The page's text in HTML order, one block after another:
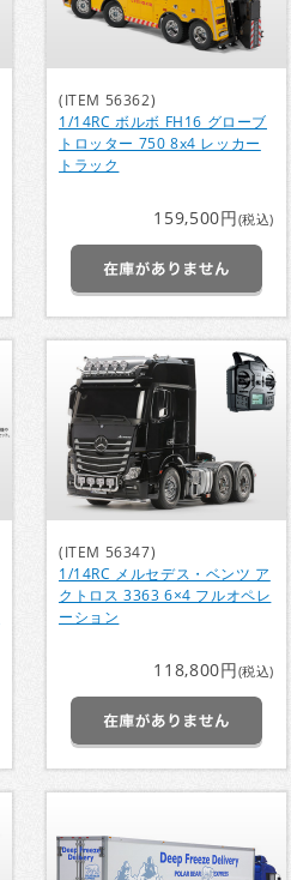
(ITEM 56362)
1/14RC ボルボ FH16 グローブ
トロッター 750 8x4 レッカー
トラック
159,500円(税込)
(ITEM 56347)
1/14RC メルセデス・ベンツ ア
クトロス 3363 6×4 フルオペレ
ーション
118,800円(税込)